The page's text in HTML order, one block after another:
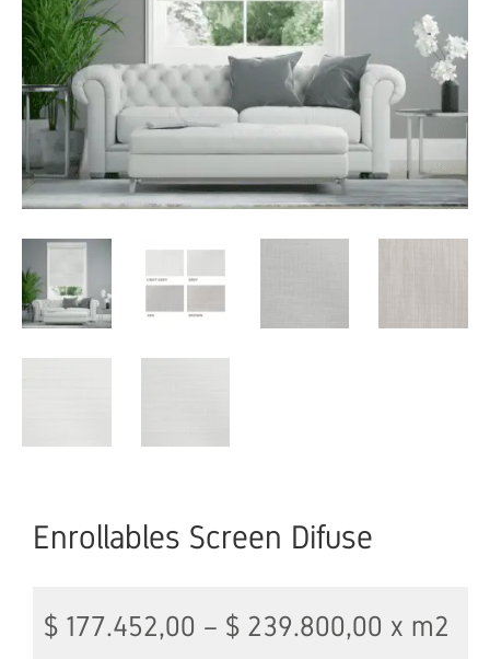
Enrollables Screen Difuse
$ 177.452,00 – $ 239.800,00 x m2